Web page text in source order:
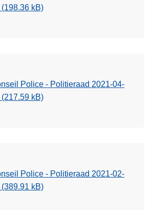
(198.36 kB)
Police - Politieraad 2021-04-
(217.59 kB)
Police - Politieraad 2021-02-
(389.91 kB)